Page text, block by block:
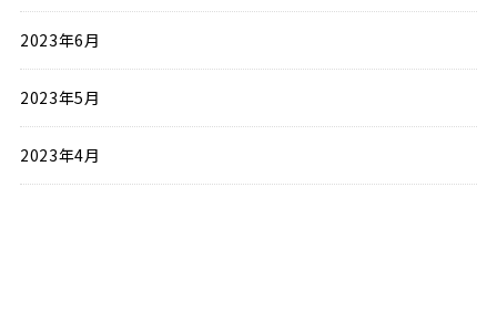
2023年6月
2023年5月
2023年4月